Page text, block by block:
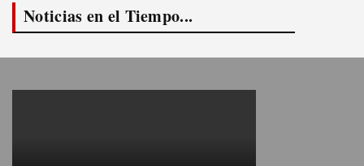
Noticias en el Tiempo...